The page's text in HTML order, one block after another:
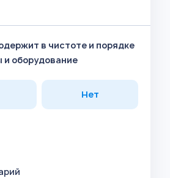
в чистоте и порядке
и оборудование
Нет